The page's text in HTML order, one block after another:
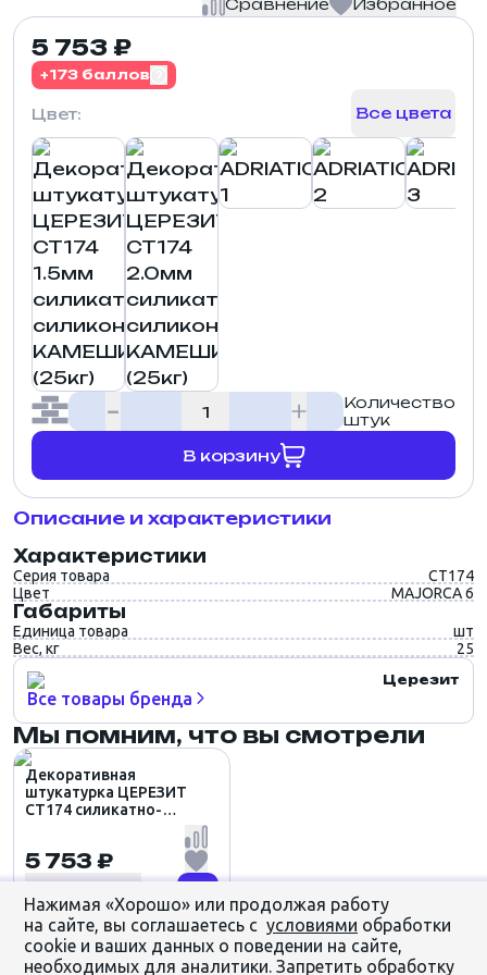
Сравнение Избранное
5 753 ₽
+173 баллов
Цвет: Все цвета
Количество
штук
В корзину
Описание и характеристики
Характеристики
Серия товара
CT174
Цвет
MAJORCA 6
Габариты
Единица товара
шт
Вес, кг
25
Церезит
Все товары бренда
Мы помним, что вы смотрели
Декоративная
штукатурка ЦЕРЕЗИТ
CT174 силикатно-
цвет MAJORCA 6 (25кг)
5 753 ₽
Нажимая «Хорошо» или продолжая работу
на сайте, вы соглашаетесь с условиями обработки
cookie и ваших данных о поведении на сайте,
необходимых для аналитики. Запретить обработку